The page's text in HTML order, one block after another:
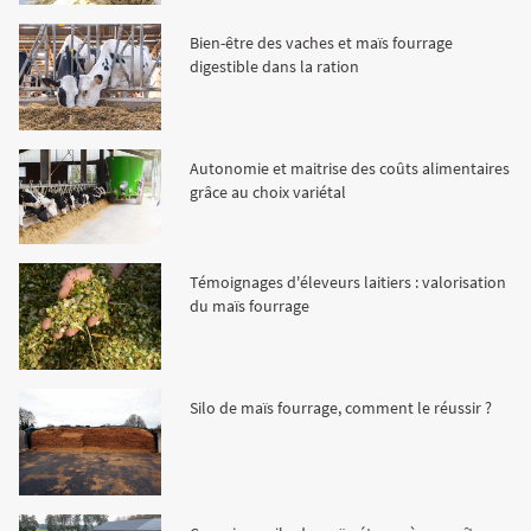
Bien-être des vaches et maïs fourrage
digestible dans la ration
Autonomie et maitrise des coûts alimentaires
grâce au choix variétal
Témoignages d'éleveurs laitiers : valorisation
du maïs fourrage
Silo de maïs fourrage, comment le réussir ?
Fourragères
Luzerne
Plantain fourrager
Ray-grass anglais
Trèfle blanc
Protéagineux
Semences Bio
Fourragères Bio
Tournesol
Blé
Orge
Triticale
Protéagineux
Résultats d’essais Orge
Résultats d'essais Triticale
Résultats d'essais Protéagineux
Colza
Blé
Orge
Maïs ensilage